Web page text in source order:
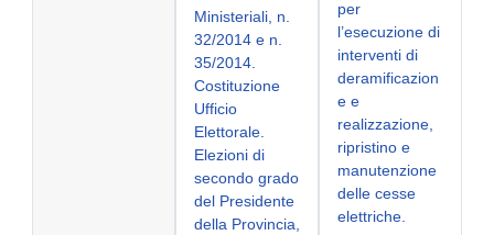
Ministeriali, n.
32/2014 e n.
35/2014.
Costituzione
Ufficio
Elettorale.
Elezioni di
secondo grado
del Presidente
della Provincia,
per
l’esecuzione di
interventi di
deramificazion
e e
realizzazione,
ripristino e
manutenzione
delle cesse
elettriche.